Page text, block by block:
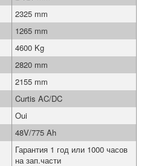
2325 mm
1265 mm
4600 Kg
2820 mm
2155 mm
Curtis AC/DC
Oui
48V/775 Ah
Гарантия 1 год или 1000 часов
на зап.части